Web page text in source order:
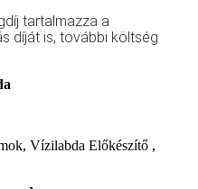
tartalmazza a
díját is, további költség
Vízilabda Előkészítő ,